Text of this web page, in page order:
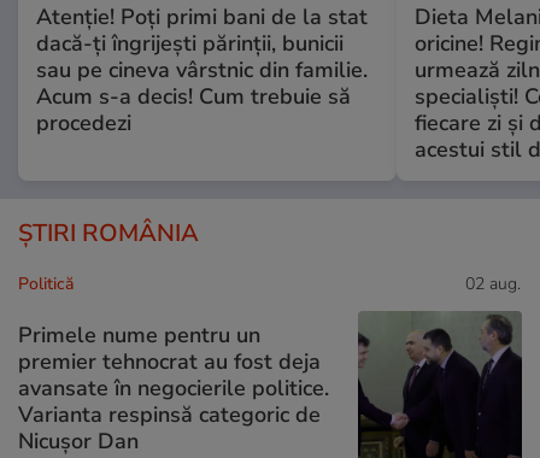
Atenție! Poți primi bani de la stat
dacă-ți îngrijești părinții, bunicii
sau pe cineva vârstnic din familie.
Acum s-a decis! Cum trebuie să
procedezi
Dieta
oricine!
urmează
specialiști!
fiecare zi și
acestui stil
ȘTIRI ROMÂNIA
Politică 02 aug.
Primele nume pentru un
premier tehnocrat au fost deja
avansate în negocierile politice.
Varianta respinsă categoric de
Nicușor Dan